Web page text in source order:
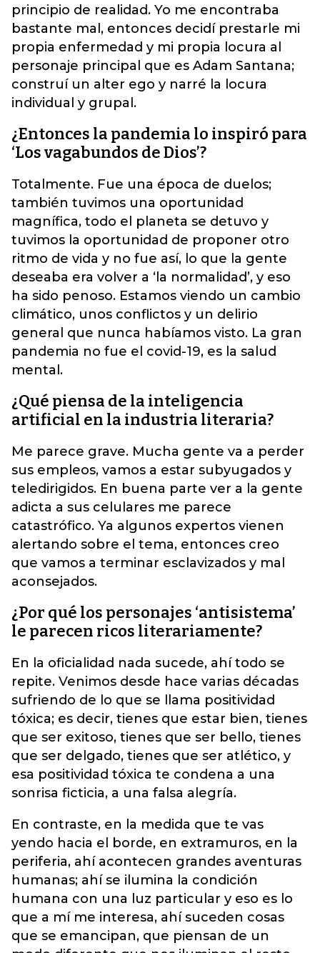
principio de realidad. Yo me encontraba
bastante mal, entonces decidí prestarle mi
propia enfermedad y mi propia locura al
personaje principal que es Adam Santana;
construí un alter ego y narré la locura
individual y grupal.
¿Entonces la pandemia lo inspiró para
‘Los vagabundos de Dios’?
Totalmente. Fue una época de duelos;
también tuvimos una oportunidad
magnífica, todo el planeta se detuvo y
tuvimos la oportunidad de proponer otro
ritmo de vida y no fue así, lo que la gente
deseaba era volver a ‘la normalidad’, y eso
ha sido penoso. Estamos viendo un cambio
climático, unos conflictos y un delirio
general que nunca habíamos visto. La gran
pandemia no fue el covid-19, es la salud
mental.
¿Qué piensa de la inteligencia
artificial en la industria literaria?
Me parece grave. Mucha gente va a perder
sus empleos, vamos a estar subyugados y
teledirigidos. En buena parte ver a la gente
adicta a sus celulares me parece
catastrófico. Ya algunos expertos vienen
alertando sobre el tema, entonces creo
que vamos a terminar esclavizados y mal
aconsejados.
¿Por qué los personajes ‘antisistema’
le parecen ricos literariamente?
En la oficialidad nada sucede, ahí todo se
repite. Venimos desde hace varias décadas
sufriendo de lo que se llama positividad
tóxica; es decir, tienes que estar bien, tienes
que ser exitoso, tienes que ser bello, tienes
que ser delgado, tienes que ser atlético, y
esa positividad tóxica te condena a una
sonrisa ficticia, a una falsa alegría.
En contraste, en la medida que te vas
yendo hacia el borde, en extramuros, en la
periferia, ahí acontecen grandes aventuras
humanas; ahí se ilumina la condición
humana con una luz particular y eso es lo
que a mí me interesa, ahí suceden cosas
que se emancipan, que piensan de un